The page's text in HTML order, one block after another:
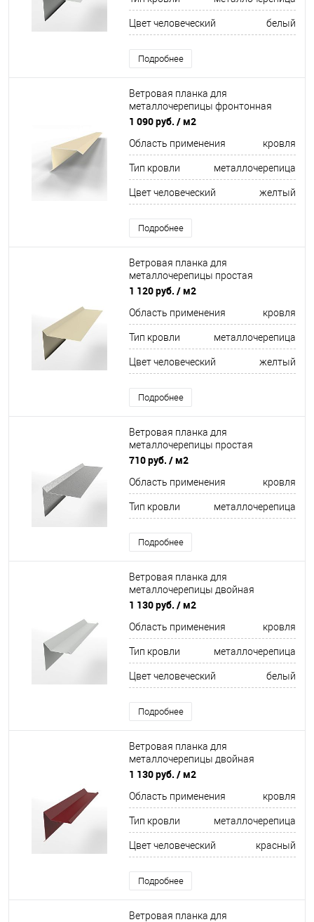
Цвет человеческий белый
Подробнее
Ветровая планка для
металлочерепицы фронтонная
оцинкованная c полимерным
1 090 руб. / м2
Область применения кровля
Тип кровли металлочерепица
Цвет человеческий желтый
Подробнее
Ветровая планка для
металлочерепицы простая
оцинкованная с порошковым
1 120 руб. / м2
Область применения кровля
Тип кровли металлочерепица
Цвет человеческий желтый
Подробнее
Ветровая планка для
металлочерепицы простая
оцинкованная 0,45мм
710 руб. / м2
Область применения кровля
Тип кровли металлочерепица
Подробнее
Ветровая планка для
металлочерепицы двойная
завальцовка оцинкованная с
RAL 9003
1 130 руб. / м2
Область применения кровля
Тип кровли металлочерепица
Цвет человеческий белый
Подробнее
Ветровая планка для
металлочерепицы двойная
завальцовка оцинкованная с
RAL 3011
1 130 руб. / м2
Область применения кровля
Тип кровли металлочерепица
Цвет человеческий красный
Подробнее
Ветровая планка для